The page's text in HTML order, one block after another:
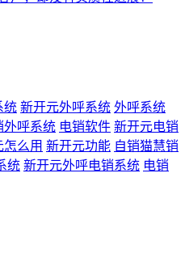
统 新开元外呼系统 外呼系统
外呼系统 电销软件 新开元电销
么用 新开元功能 自销猫慧销
统 新开元外呼电销系统 电销